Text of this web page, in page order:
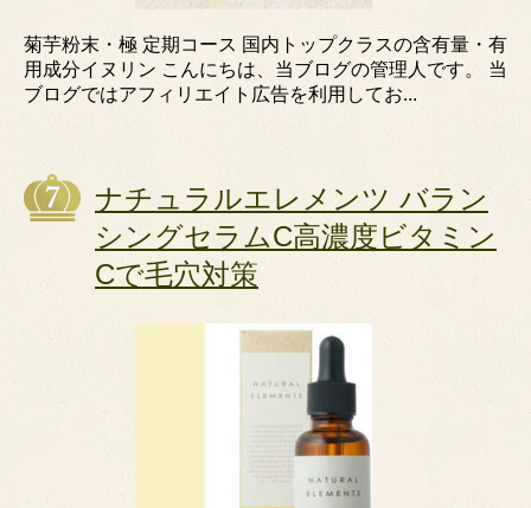
菊芋粉末・極 定期コース 国内トップクラスの含有量・有
用成分イヌリン こんにちは、当ブログの管理人です。 当
ブログではアフィリエイト広告を利用してお...
ナチュラルエレメンツ バラン
シングセラムC高濃度ビタミン
Cで毛穴対策